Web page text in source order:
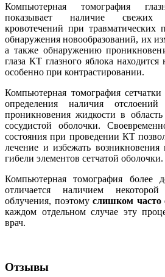
Компьютерная томография
показывает наличие свежих
кровотечений при
обнаружения новообразований, их
а также обнаружению
глаза КТ глазного яблока
особенно при контрастировании.
Компьютерная томография сетчатки
определения наличия
проникновения жидкости в
сосудистой оболочки.
состояния при проведении КТ
лечение и избежать возникновения
гибели элементов сетчатой оболочки.
Компьютерная томография
отличается наличием
облучения, поэтомуслишком часто
каждом отдельном случае эту
врач.
Отзывы